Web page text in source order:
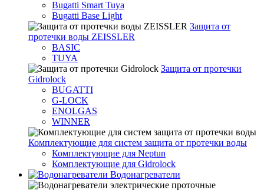
Bugatti Smart Tuya
Bugatti Base Light
Защита от
протечки воды ZEISSLER
BASIC
TUYA
Защита от протечки
Gidrolock
BUGATTI
G-LOCK
ENOLGAS
WINNER
Комплектующие для систем защита от протечки воды
Комплектующие для Neptun
Комплектующие для Gidrolock
Водонагреватели